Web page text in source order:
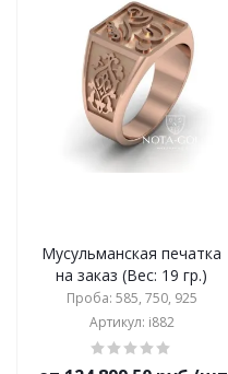
Мусульманская печатка
на заказ (Вес: 19 гр.)
Проба: 585, 750, 925
Артикул: i882